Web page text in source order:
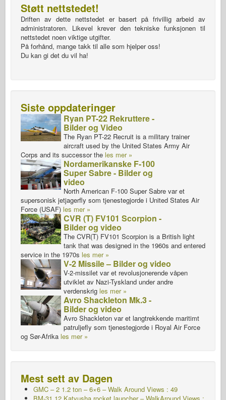
Støtt nettstedet!
Driften av dette nettstedet er basert på frivillig arbeid av
administratoren. Likevel krever den tekniske funksjonen til
nettstedet noen viktige utgifter.
På forhånd, mange takk til alle som hjelper oss!
Du kan gi det du vil ha!
Siste oppdateringer
Ryan PT-22 Rekruttere -
Bilder og Video
The Ryan PT-22 Recruit is a military trainer
aircraft used by the United States Army Air
Corps and its successor the les mer »
Nordamerikanske F-100
Super Sabre - Bilder og
video
North American F-100 Super Sabre var et
supersonisk jetjagerfly som tjenestegjorde i United States Air
Force (USAF) les mer »
CVR (T) FV101 Scorpion -
Bilder og video
The CVR(T) FV101 Scorpion is a British light
tank that was designed in the 1960s and entered
service in the 1970s les mer »
V-2 Missile – Bilder og video
V-2-missilet var et revolusjonerende våpen
utviklet av Nazi-Tyskland under andre
verdenskrig les mer »
Avro Shackleton Mk.3 -
Bilder og video
Avro Shackleton var et langtrekkende maritimt
patruljefly som tjenestegjorde i Royal Air Force
og Sør-Afrika les mer »
Mest sett av Dagen
GMC – 2 1.2 ton – 6×6 – Walk Around Views : 49